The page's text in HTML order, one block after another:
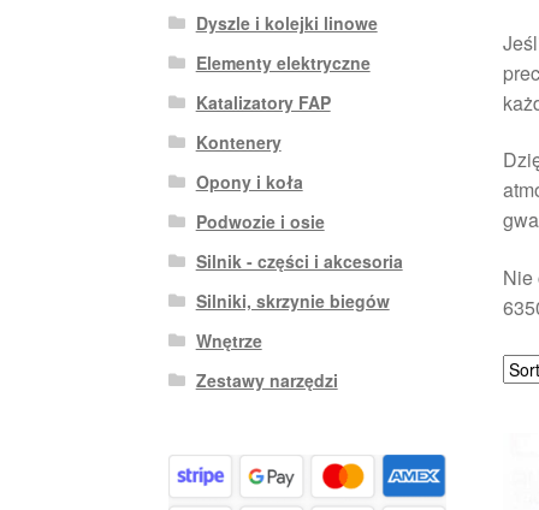
Nie
Dyszle i kolejki linowe
Elementy elektryczne
Katalizatory FAP
Kontenery
Opony i koła
Podwozie i osie
Silnik - części i akcesoria
Silniki, skrzynie biegów
Wnętrze
Zestawy narzędzi